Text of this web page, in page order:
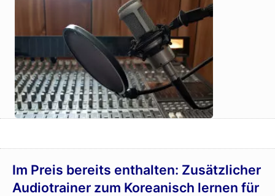
Im Preis bereits enthalten: Zusätzlicher
Audiotrainer zum Koreanisch lernen für